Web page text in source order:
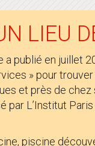
LIEU
a publié en juillet
» pour
et près de
par L’Institut
piscine